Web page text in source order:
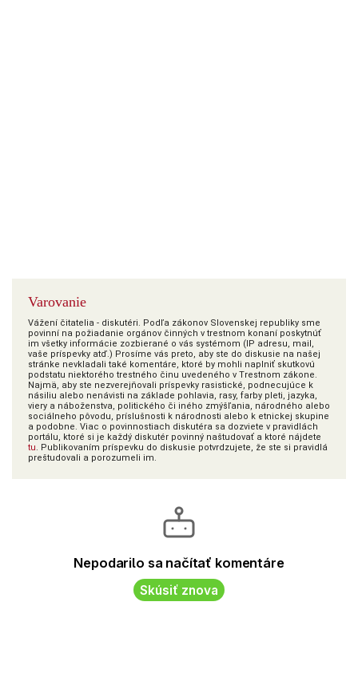
Varovanie
Vážení čitatelia - diskutéri. Podľa zákonov Slovenskej republiky sme
povinní na požiadanie orgánov činných v trestnom konaní poskytnúť
im všetky informácie zozbierané o vás systémom (IP adresu, mail,
vaše príspevky atď.) Prosíme vás preto, aby ste do diskusie na našej
stránke nevkladali také komentáre, ktoré by mohli naplniť skutkovú
podstatu niektorého trestného činu uvedeného v Trestnom zákone.
Najmä, aby ste nezverejňovali príspevky rasistické, podnecujúce k
násiliu alebo nenávisti na základe pohlavia, rasy, farby pleti, jazyka,
viery a náboženstva, politického či iného zmýšľania, národného alebo
sociálneho pôvodu, príslušnosti k národnosti alebo k etnickej skupine
a podobne. Viac o povinnostiach diskutéra sa dozviete v pravidlách
portálu, ktoré si je každý diskutér povinný naštudovať a ktoré nájdete
tu. Publikovaním príspevku do diskusie potvrdzujete, že ste si pravidlá
preštudovali a porozumeli im.